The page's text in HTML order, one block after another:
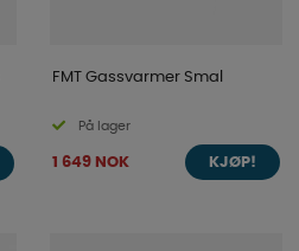
FMT Gassvarmer Smal
På lager
1 649 NOK KJØP!